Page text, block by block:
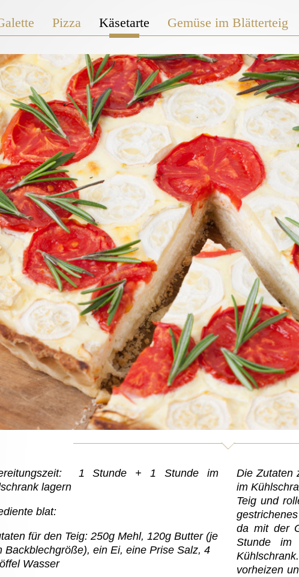
Pizza Käsetarte Gemüse im Blätterteig
1 Stunde + 1 Stunde im
lagern
blat:
für den Teig: 250g Mehl, 120g Butter (je
Backblechgröße), ein Ei, eine Prise Salz, 4
Wasser
Die Zutaten
im
Teig und
da mit der
Stunde im
vorheizen